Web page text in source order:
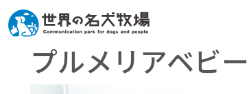
プルメリアベビー